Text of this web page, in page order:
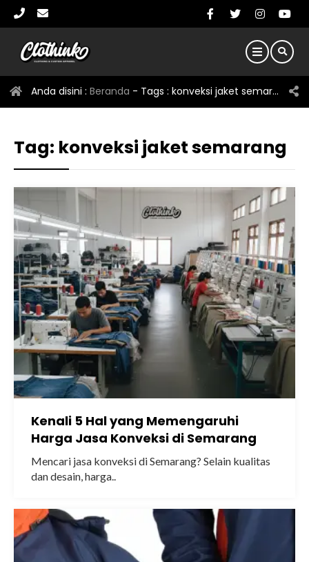
Anda disini : Beranda - Tags : konveksi jaket semarang
Tag: konveksi jaket semarang
Kenali 5 Hal yang Memengaruhi
Harga Jasa Konveksi di Semarang
Mencari jasa konveksi di Semarang? Selain kualitas
dan desain, harga..